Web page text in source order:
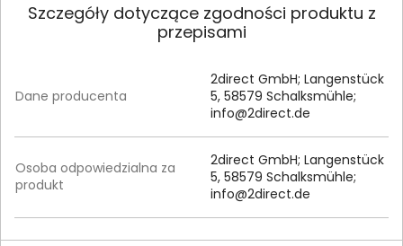
Szczegóły dotyczące zgodności produktu z
przepisami
Dane producenta
2direct GmbH; Langenstück
5, 58579 Schalksmühle;
info@2direct.de
Osoba odpowiedzialna za
produkt
2direct GmbH; Langenstück
5, 58579 Schalksmühle;
info@2direct.de